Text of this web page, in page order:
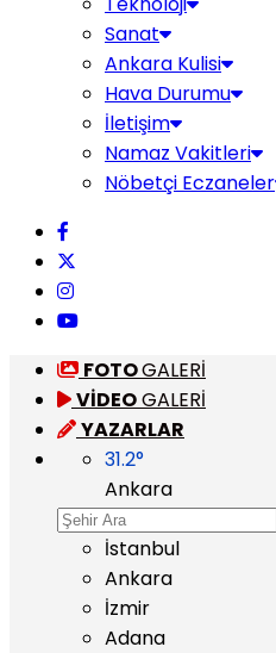
Sanat
Ankara Kulisi
Hava Durumu
İletişim
Namaz Vakitleri
Nöbetçi Eczaneler
FOTOGALERİ
VİDEOGALERİ
YAZARLAR
31.2°
Ankara
İstanbul
Ankara
İzmir
Adana